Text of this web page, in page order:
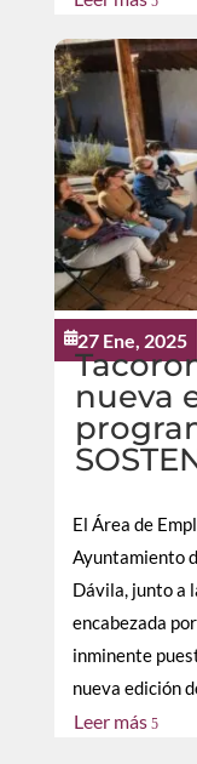
27 Ene, 2025
nueva
El Área de
Ayuntamiento
Dávila, junto a
encabezada
inminente
nueva edición
Leer más 5